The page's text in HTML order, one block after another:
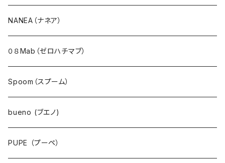
アウター・ダウン・コート
ジャケット・ブルゾン・羽織
ベスト・ダウンベスト
ワンピース・チュニック
スカート・ジャンパースカート
NANEA（ナネア）
０８Mab（ゼロハチマブ）
Spoom（スプーム）
bueno (ブエノ)
PUPE （プーペ）